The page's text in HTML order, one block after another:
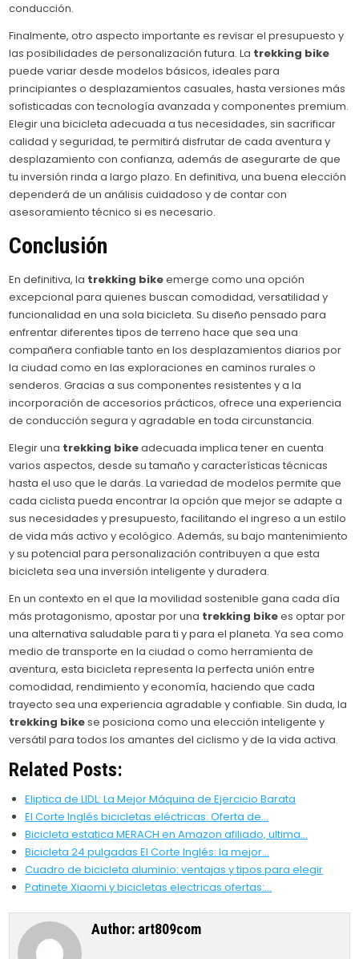
conducción.
Finalmente, otro aspecto importante es revisar el presupuesto y
las posibilidades de personalización futura. La trekking bike
puede variar desde modelos básicos, ideales para
principiantes o desplazamientos casuales, hasta versiones más
sofisticadas con tecnología avanzada y componentes premium.
Elegir una bicicleta adecuada a tus necesidades, sin sacrificar
calidad y seguridad, te permitirá disfrutar de cada aventura y
desplazamiento con confianza, además de asegurarte de que
tu inversión rinda a largo plazo. En definitiva, una buena elección
dependerá de un análisis cuidadoso y de contar con
asesoramiento técnico si es necesario.
Conclusión
En definitiva, la trekking bikeemerge como una opción
excepcional para quienes buscan comodidad, versatilidad y
funcionalidad en una sola bicicleta. Su diseño pensado para
enfrentar diferentes tipos de terreno hace que sea una
compañera confiable tanto en los desplazamientos diarios por
la ciudad como en las exploraciones en caminos rurales o
senderos. Gracias a sus componentes resistentes y a la
incorporación de accesorios prácticos, ofrece una experiencia
de conducción segura y agradable en toda circunstancia.
Elegir una trekking bikeadecuada implica tener en cuenta
varios aspectos, desde su tamaño y características técnicas
hasta el uso que le darás. La variedad de modelos permite que
cada ciclista pueda encontrar la opción que mejor se adapte a
sus necesidades y presupuesto, facilitando el ingreso a un estilo
de vida más activo y ecológico. Además, su bajo mantenimiento
y su potencial para personalización contribuyen a que esta
bicicleta sea una inversión inteligente y duradera.
En un contexto en el que la movilidad sostenible gana cada día
más protagonismo, apostar por una trekking bikees optar por
una alternativa saludable para ti y para el planeta. Ya sea como
medio de transporte en la ciudad o como herramienta de
aventura, esta bicicleta representa la perfecta unión entre
comodidad, rendimiento y economía, haciendo que cada
trayecto sea una experiencia agradable y confiable. Sin duda, la
trekking bikese posiciona como una elección inteligente y
versátil para todos los amantes del ciclismo y de la vida activa.
Related Posts:
Eliptica de LIDL: La Mejor Máquina de Ejercicio Barata
El Corte Inglés bicicletas eléctricas: Oferta de…
Bicicleta estatica MERACH en Amazon afiliado, ultima…
Bicicleta 24 pulgadas El Corte Inglés: la mejor…
Cuadro de bicicleta aluminio: ventajas y tipos para elegir
Patinete Xiaomi y bicicletas electricas ofertas:…
Author: art809com